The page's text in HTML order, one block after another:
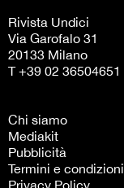
Rivista Undici
Via Garofalo 31
20133 Milano
T +39 02 36504651
Chi siamo
Mediakit
Pubblicità
Termini e condizioni
Privacy Policy